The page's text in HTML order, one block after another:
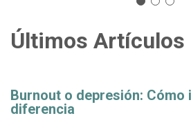
Últimos Artículos
Burnout o depresión: Cómo
diferencia